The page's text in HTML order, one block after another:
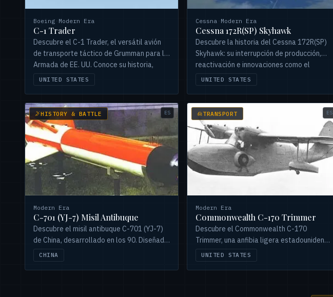
Boeing Modern Era
C-1 Trader
Descubre el C-1 Trader, el versátil avión
de transporte táctico de Grumman para la
Armada de EE. UU. Conoce su historia,
capacidad de carga y servicio.
UNITED STATES
Cessna Modern Era
Cessna 172R(SP) Skyhawk
Descubre la historia del Cessna 172R(SP)
Skyhawk: su interrupción de producción,
reactivación e innovaciones como el
Garmin G1000. Un icono de la aviación.
UNITED STATES
HISTORY & BATTLE ES
Modern Era
C-701 (YJ-7) Misil Antibuque
Descubre el misil antibuque C-701 (YJ-7)
de China, desarrollado en los 90. Diseñado
para blancos navales pequeños, tiene un
alcance de 15-20 km y guía versátil.
CHINA
TRANSPORT ES
Modern Era
Commonwealth C-170 Trimmer
Descubre el Commonwealth C-170
Trimmer, una anfibia ligera estadounidense
de 1947. Desarrollada por Gilbert Trimmer,
solo dos unidades fueron construidas.
UNITED STATES